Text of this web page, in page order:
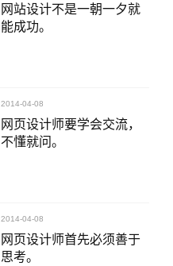
网站设计不是一朝一夕就
能成功。
2014-04-08
网页设计师要学会交流，
不懂就问。
2014-04-08
网页设计师首先必须善于
思考。